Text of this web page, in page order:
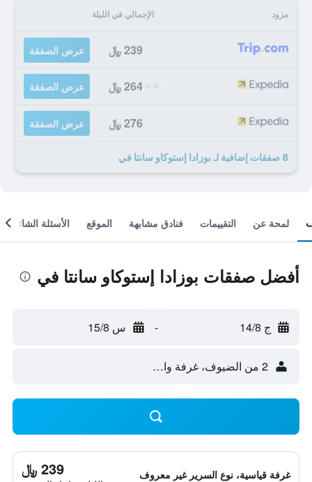
مزود الإجمالي في الليلة
239 ﷼ عرض الصفقة
264 ﷼ عرض الصفقة
276 ﷼ عرض الصفقة
8 صفقات إضافية لـ بوزادا إستوكاو سانتا في
لمحة عن التقييمات فنادق مشابهة الموقع الأسئلة الشائعة
أفضل صفقات بوزادا إستوكاو سانتا في
ج 14/8 - س 15/8
2 من الضيوف، غرفة واحدة
غرفة قياسية، نوع السرير غير معروف 239 ﷼